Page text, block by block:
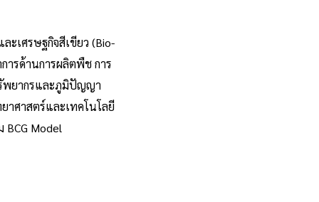
ะเศรษฐกิจสีเขียว (Bio-
ารด้านการผลิตพืช การ
พยากรและภูมิปัญญา
ศาสตร์และเทคโนโลยี
Model